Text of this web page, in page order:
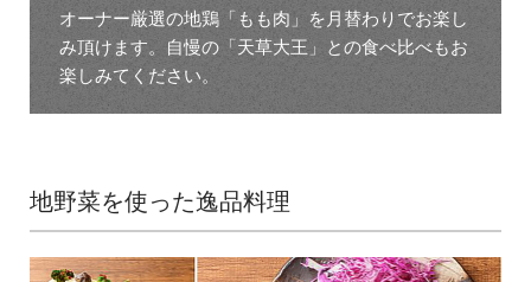
オーナー厳選の地鶏「もも肉」を月替わりでお楽し
み頂けます。自慢の「天草大王」との食べ比べもお
楽しみてください。
地野菜を使った逸品料理